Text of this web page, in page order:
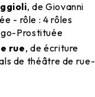
, de Giovanni
- rôle : 4 rôles
Prostituée
rue, de écriture
de théâtre de rue-